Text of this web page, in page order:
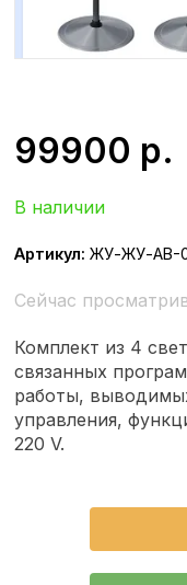
99900 р.
В наличии
Артикул: ЖУ-ЖУ-АВ-
Сейчас
Комплект из 4
связанных
работы,
управления,
220 V.